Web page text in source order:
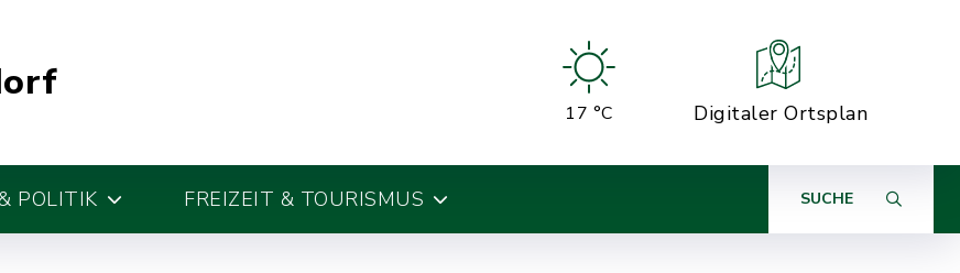
17 °C Digitaler Ortsplan
POLITIK FREIZEIT & TOURISMUS SUCHE